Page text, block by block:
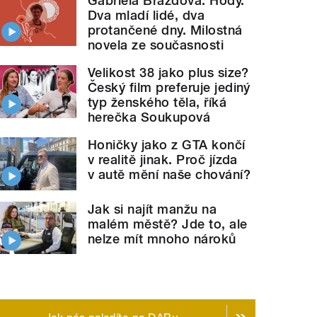
Dva mladí lidé, dva
protančené dny. Milostná
novela ze současnosti
Velikost 38 jako plus size?
Český film preferuje jediný
typ ženského těla, říká
herečka Soukupová
Honičky jako z GTA končí
v realitě jinak. Proč jízda
v autě mění naše chování?
Jak si najít manžu na
malém městě? Jde to, ale
nelze mít mnoho nároků